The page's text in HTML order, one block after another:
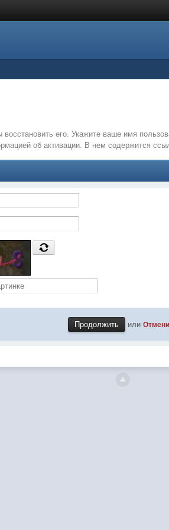
его. Укажите ваше имя
об активации. В нем содержится
или